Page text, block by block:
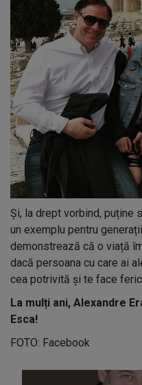
Și, la drept vorbind, puține
un exemplu pentru
demonstrează că o viață
dacă persoana cu care ai
cea potrivită și te face
La mulți ani, Alexandre
Esca!
FOTO: Facebook